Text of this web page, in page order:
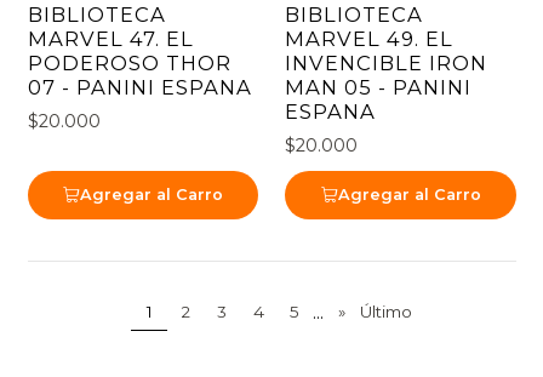
BIBLIOTECA
MARVEL 47. EL
PODEROSO THOR
07 - PANINI ESPANA
$20.000
Agregar al Carro
BIBLIOTECA
MARVEL 49. EL
INVENCIBLE IRON
MAN 05 - PANINI
ESPANA
$20.000
Agregar al Carro
1 2 3 4 5 ... » Último